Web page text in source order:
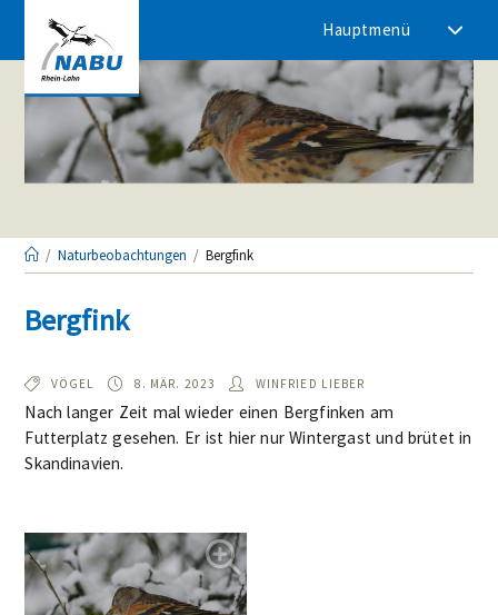
springen
Hauptmenü
/ Naturbeobachtungen / Bergfink
Bergfink
TYP:
VÖGEL
BEOBACHTET
AM:
8. MÄR. 2023 AUTOR/IN:
WINFRIED LIEBER
Nach langer Zeit mal wieder einen Bergfinken am
Futterplatz gesehen. Er ist hier nur Wintergast und brütet in
Skandinavien.